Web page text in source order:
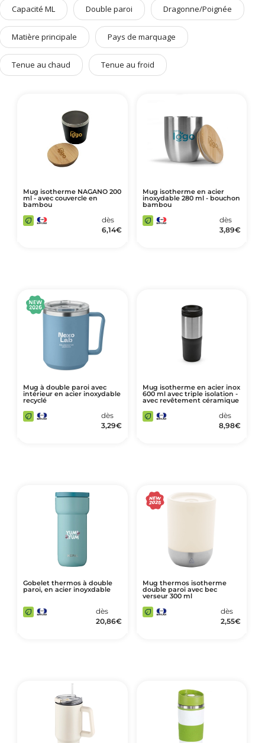
Art de Vivre à la Française
Plantes et Graines
Bien être & Sécurité
Sports, loisirs & jouets
Packaging sur-mesure
Temps Forts de l'Année
Evénement Entreprise
Capacité ML Double paroi Dragonne/Poignée
Matière principale Pays de marquage
Tenue au chaud Tenue au froid
Mug isotherme NAGANO 200
ml - avec couvercle en
bambou
dès
6,14€
Mug isotherme en acier
inoxydable 280 ml - bouchon
bambou
dès
3,89€
Mug à double paroi avec
intérieur en acier inoxydable
recyclé
dès
3,29€
Mug isotherme en acier inox
600 ml avec triple isolation -
avec revêtement céramique
dès
8,98€
Gobelet thermos à double
paroi, en acier inoyxdable
dès
20,86€
Mug thermos isotherme
double paroi avec bec
verseur 300 ml
dès
2,55€